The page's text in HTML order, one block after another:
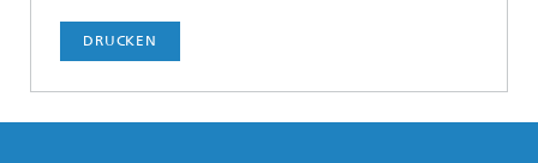
DRUCKEN